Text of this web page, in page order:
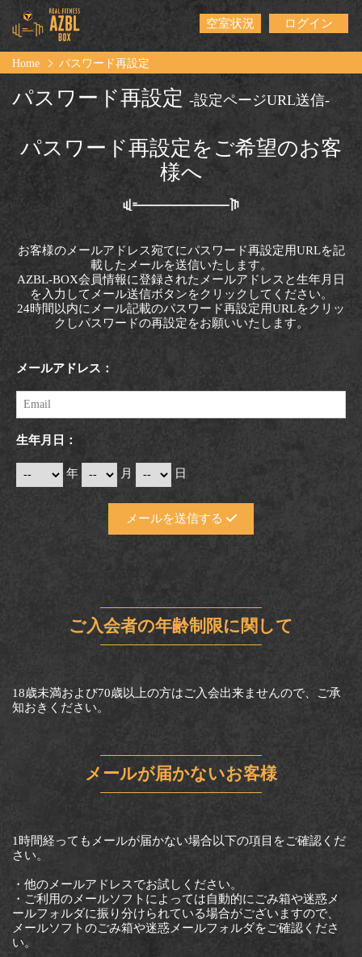
空室状況 ログイン
Home パスワード再設定
パスワード再設定 -設定ページURL送信-
パスワード再設定をご希望のお客
様へ
お客様のメールアドレス宛てにパスワード再設定用URLを記
載したメールを送信いたします。
AZBL-BOX会員情報に登録されたメールアドレスと生年月日
を入力してメール送信ボタンをクリックしてください。
24時間以内にメール記載のパスワード再設定用URLをクリッ
クしパスワードの再設定をお願いいたします。
メールアドレス：
生年月日：
年 月 日
メールを送信する
ご入会者の年齢制限に関して
18歳未満および70歳以上の方はご入会出来ませんので、ご承
知おきください。
メールが届かないお客様
1時間経ってもメールが届かない場合以下の項目をご確認くだ
さい。
・他のメールアドレスでお試しください。
・ご利用のメールソフトによっては自動的にごみ箱や迷惑メ
ールフォルダに振り分けられている場合がございますので、
メールソフトのごみ箱や迷惑メールフォルダをご確認くださ
い。